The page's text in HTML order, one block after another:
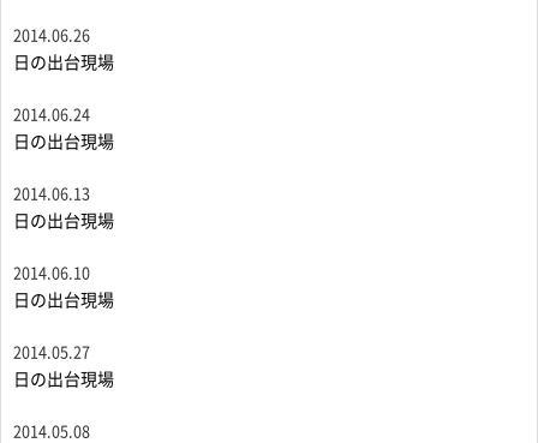
2014.06.26
日の出台現場
2014.06.24
日の出台現場
2014.06.13
日の出台現場
2014.06.10
日の出台現場
2014.05.27
日の出台現場
2014.05.08